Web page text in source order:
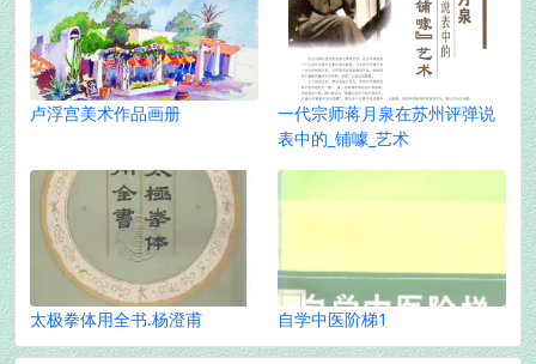
卢浮宫美术作品画册
一代宗师蒋月泉在苏州评弹说
表中的_铺噱_艺术
太极拳体用全书.杨澄甫 自学中医阶梯1